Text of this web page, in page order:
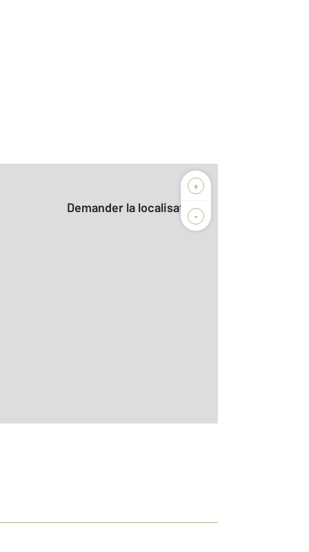
+
-
Demander la localisation